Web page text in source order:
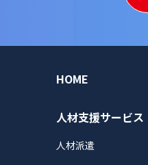
HOME
人材支援サービス
人材派遣